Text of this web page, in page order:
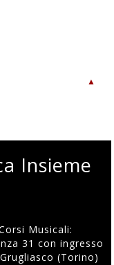
▲
Insieme
Musicali:
31 con ingresso
(Torino)